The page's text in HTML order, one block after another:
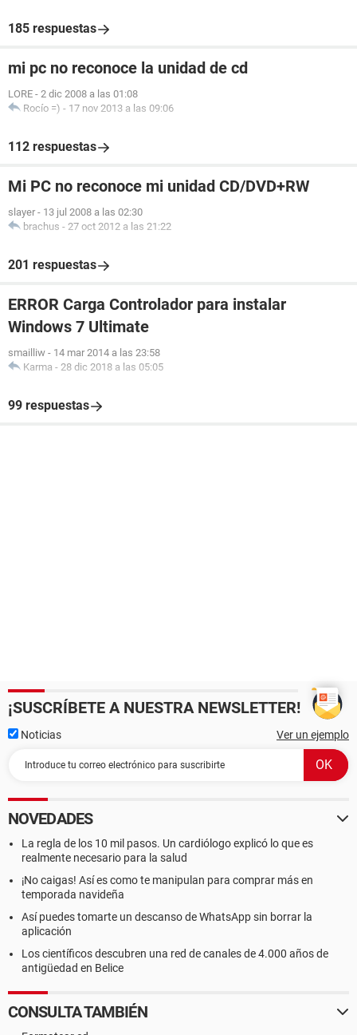
185 respuestas
mi pc no reconoce la unidad de cd
LORE - 2 dic 2008 a las 01:08
Rocío =) - 17 nov 2013 a las 09:06
112 respuestas
Mi PC no reconoce mi unidad CD/DVD+RW
slayer - 13 jul 2008 a las 02:30
brachus - 27 oct 2012 a las 21:22
201 respuestas
ERROR Carga Controlador para instalar
Windows 7 Ultimate
smailliw - 14 mar 2014 a las 23:58
Karma - 28 dic 2018 a las 05:05
99 respuestas
¡SUSCRÍBETE A NUESTRA NEWSLETTER!
Noticias Ver un ejemplo
NOVEDADES
La regla de los 10 mil pasos. Un cardiólogo explicó lo que es
realmente necesario para la salud
¡No caigas! Así es como te manipulan para comprar más en
temporada navideña
Así puedes tomarte un descanso de WhatsApp sin borrar la
aplicación
Los científicos descubren una red de canales de 4.000 años de
antigüedad en Belice
CONSULTA TAMBIÉN